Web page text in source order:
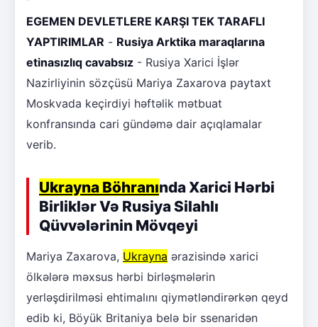
EGEMEN DEVLETLERE KARŞI TEK TARAFLI
YAPTIRIMLAR - Rusiya Arktika maraqlarına
etinasızlıq cavabsız - Rusiya Xarici İşlər
Nazirliyinin sözçüsü Mariya Zaxarova paytaxt
Moskvada keçirdiyi həftəlik mətbuat
konfransında cari gündəmə dair açıqlamalar
verib.
Ukrayna Böhranında Xarici Hərbi
Birliklər Və Rusiya Silahlı
Qüvvələrinin Mövqeyi
Mariya Zaxarova, Ukrayna ərazisində xarici
ölkələrə məxsus hərbi birləşmələrin
yerləşdirilməsi ehtimalını qiymətləndirərkən qeyd
edib ki, Böyük Britaniya belə bir ssenaridən